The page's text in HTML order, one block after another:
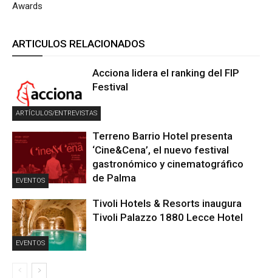
Awards
ARTICULOS RELACIONADOS
ARTÍCULOS/ENTREVISTAS
Acciona lidera el ranking del FIP
Festival
EVENTOS
Terreno Barrio Hotel presenta
‘Cine&Cena’, el nuevo festival
gastronómico y cinematográfico
de Palma
EVENTOS
Tivoli Hotels & Resorts inaugura
Tivoli Palazzo 1880 Lecce Hotel